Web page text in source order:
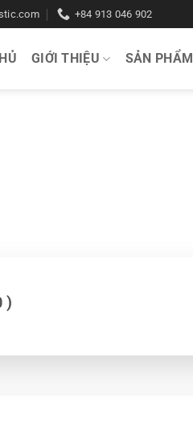
+84 913 046 902
GIỚI THIỆU SẢN PHẨM
)